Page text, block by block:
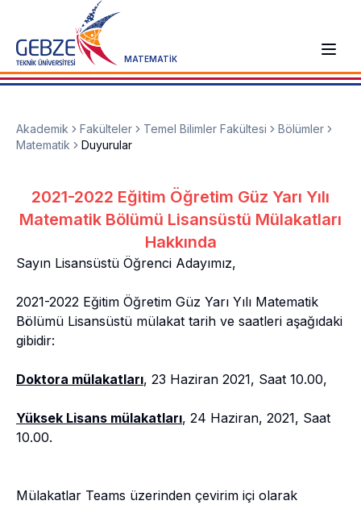
MATEMATİK
Akademik Fakülteler Temel Bilimler Fakültesi
Bölümler
Matematik
Duyurular
2021-2022 Eğitim Öğretim Güz Yarı Yılı
Matematik Bölümü Lisansüstü Mülakatları
Hakkında
Sayın Lisansüstü Öğrenci Adayımız,
2021-2022 Eğitim Öğretim Güz Yarı Yılı Matematik
Bölümü Lisansüstü mülakat tarih ve saatleri aşağıdaki
gibidir:
Doktora mülakatları, 23 Haziran 2021, Saat 10.00,
Yüksek Lisans mülakatları, 24 Haziran, 2021, Saat
10.00.
Mülakatlar Teams üzerinden çevirim içi olarak